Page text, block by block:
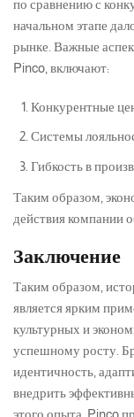
по сравнению с
начальном этапе
рынке. Важные
Pinco, включают:
Конкурентные
Системы
Гибкость в
Таким образом,
действия компании
Заключение
Таким образом,
является ярким
культурных и
успешному росту.
идентичность,
внедрить